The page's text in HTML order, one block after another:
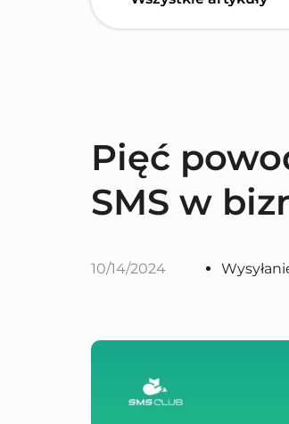
Pięć
SMS w
10/14/2024